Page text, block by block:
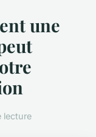
une
lecture